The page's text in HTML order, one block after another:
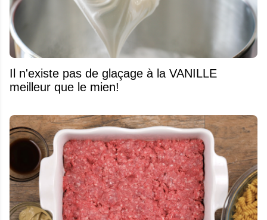
Il n'existe pas de glaçage à la VANILLE
meilleur que le mien!